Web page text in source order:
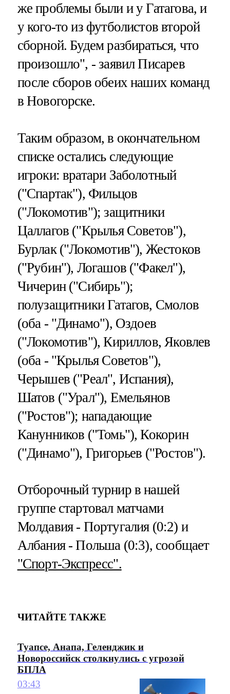
же проблемы были и у Гатагова, и
у кого-то из футболистов второй
сборной. Будем разбираться, что
произошло", - заявил Писарев
после сборов обеих наших команд
в Новогорске.
Таким образом, в окончательном
списке остались следующие
игроки: вратари Заболотный
("Спартак"), Фильцов
("Локомотив"); защитники
Цаллагов ("Крылья Советов"),
Бурлак ("Локомотив"), Жестоков
("Рубин"), Логашов ("Факел"),
Чичерин ("Сибирь");
полузащитники Гатагов, Смолов
(оба - "Динамо"), Оздоев
("Локомотив"), Кириллов, Яковлев
(оба - "Крылья Советов"),
Черышев ("Реал", Испания),
Шатов ("Урал"), Емельянов
("Ростов"); нападающие
Канунников ("Томь"), Кокорин
("Динамо"), Григорьев ("Ростов").
Отборочный турнир в нашей
группе стартовал матчами
Молдавия - Португалия (0:2) и
Албания - Польша (0:3), сообщает
"Спорт-Экспресс".
ЧИТАЙТЕ ТАКЖЕ
Туапсе, Анапа, Геленджик и
Новороссийск столкнулись с угрозой
БПЛА
03:43